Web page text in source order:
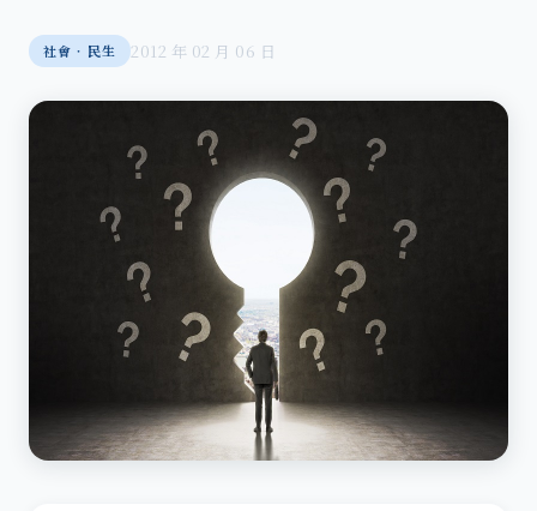
社會‧民生 2012 年 02 月 06 日